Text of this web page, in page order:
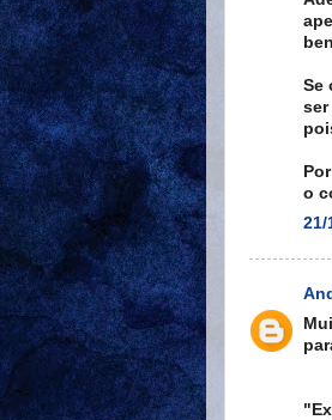
Se
ser
o
21/